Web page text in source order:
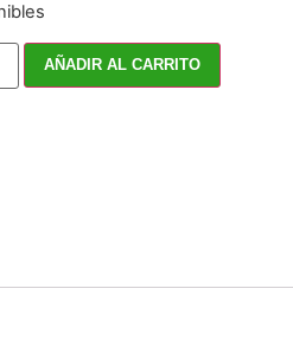
AÑADIR AL CARRITO